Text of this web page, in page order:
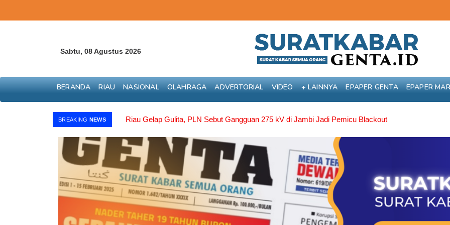
Sabtu, 08 Agustus 2026
BERANDA RIAU NASIONAL OLAHRAGA ADVERTORIAL VIDEO + LAINNYA EPAPER GENTA EPAPER
BREAKING NEWS Riau Gelap Gulita, PLN Sebut Gangguan 275 kV di Jambi Jadi Pemicu Blackout